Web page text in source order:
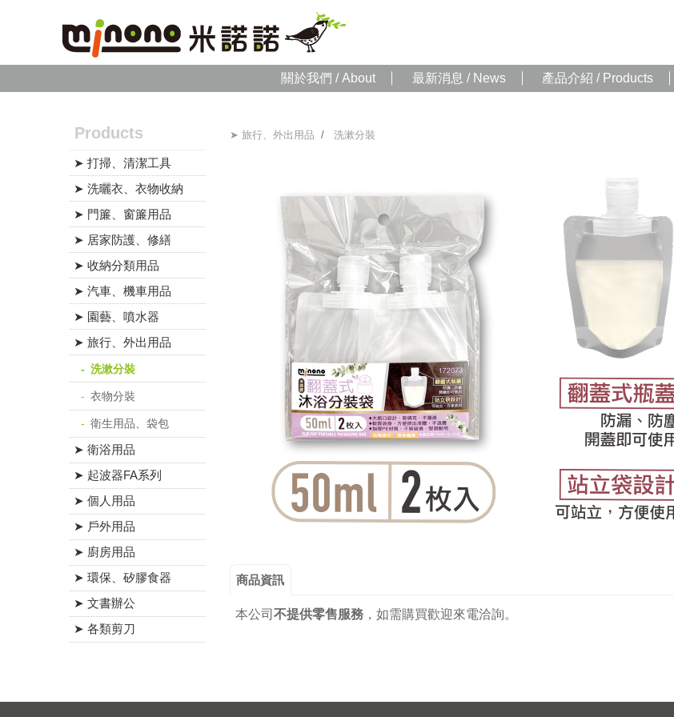
關於我們 / About 最新消息 / News 產品介紹 / Products
Products
➤ 打掃、清潔工具
➤ 洗曬衣、衣物收納
➤ 門簾、窗簾用品
➤ 居家防護、修繕
➤ 收納分類用品
➤ 汽車、機車用品
➤ 園藝、噴水器
➤ 旅行、外出用品
洗漱分裝
衣物分裝
衛生用品、袋包
➤ 衛浴用品
➤ 起波器FA系列
➤ 個人用品
➤ 戶外用品
➤ 廚房用品
➤ 環保、矽膠食器
➤ 文書辦公
➤ 各類剪刀
➤ 旅行、外出用品 / 洗漱分裝
商品資訊
本公司不提供零售服務 ，如需購買歡迎來電洽詢。